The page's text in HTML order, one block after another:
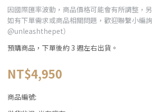
因國際匯率波動，商品價格可能會有所調整，
如有下單需求或商品相關問題，歡迎聯繫小編
@unleashthepet）
預購商品，下單後約 3 週左右出貨。
NT$4,950
商品編號: